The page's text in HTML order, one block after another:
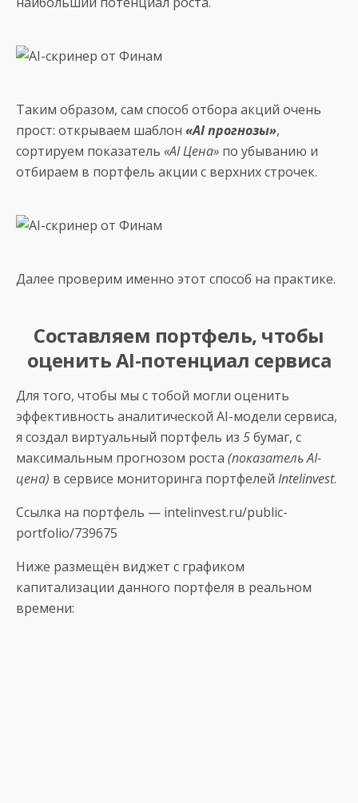
Таким образом, сам способ отбора акций очень
прост: открываем шаблон «AI прогнозы»,
сортируем показатель «AI Цена» по убыванию и
отбираем в портфель акции с верхних строчек.
Далее проверим именно этот способ на практике.
Составляем портфель, чтобы
оценитьAI-потенциал сервиса
Для того, чтобы мы с тобой могли оценить
эффективность аналитической AI-модели сервиса,
я создал виртуальный портфель из 5бумаг, с
максимальным прогнозом роста (показатель AI-
цена) в сервисе мониторинга портфелей Intelinvest.
Ссылка на портфель — intelinvest.ru/public-
portfolio/739675
Ниже размещён виджет с графиком
капитализации данного портфеля в реальном
времени: